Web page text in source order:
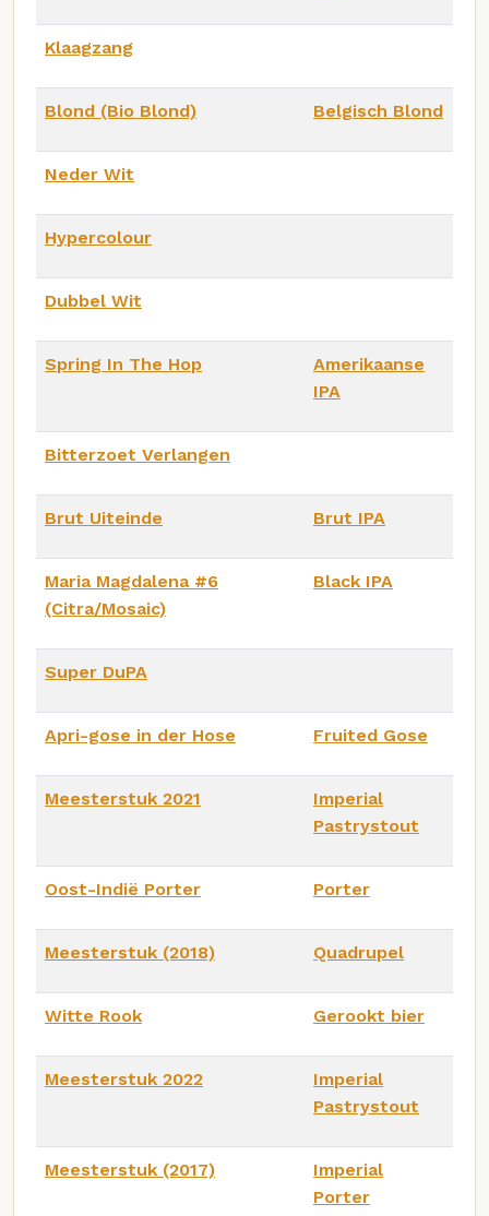
Klaagzang
Blond (Bio Blond) Belgisch Blond
Neder Wit
Hypercolour
Dubbel Wit
Spring In The Hop
Amerikaanse
IPA
Bitterzoet Verlangen
Brut Uiteinde Brut IPA
Maria Magdalena #6
(Citra/Mosaic)
Black IPA
Super DuPA
Apri-gose in der Hose Fruited Gose
Meesterstuk 2021
Imperial
Pastrystout
Oost-Indië Porter Porter
Meesterstuk (2018) Quadrupel
Witte Rook Gerookt bier
Meesterstuk 2022
Imperial
Pastrystout
Meesterstuk (2017)
Imperial
Porter